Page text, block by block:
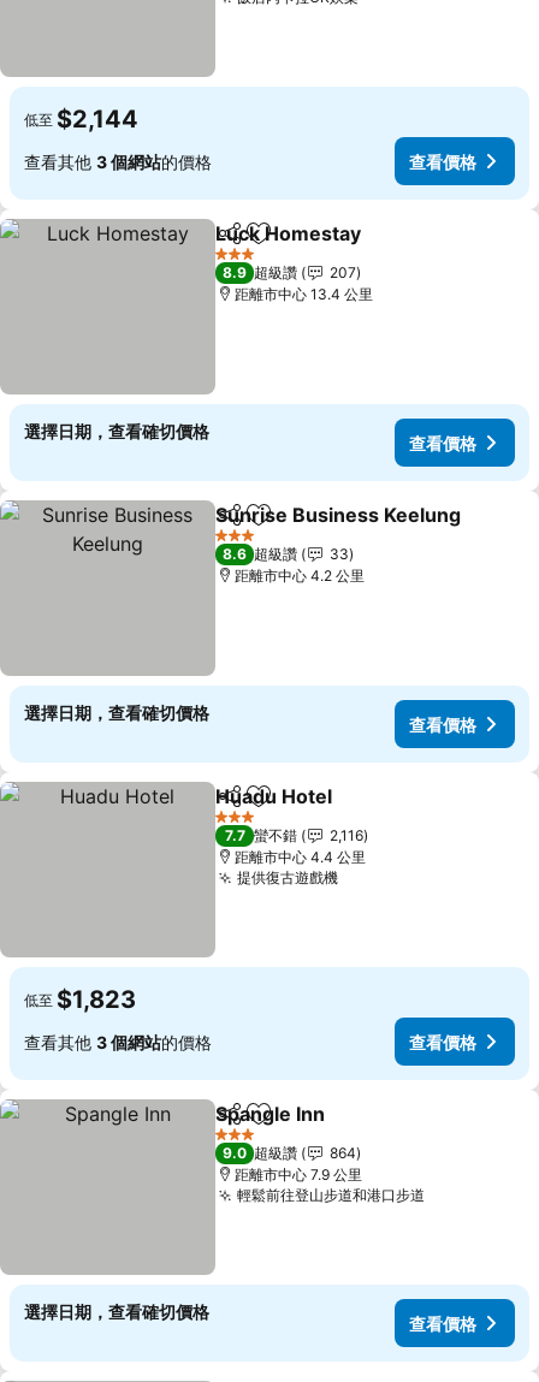
低至 $2,144
查看其他 3 個網站的價格 查看價格
分享 加入我的最愛
Luck Homestay
3 星級
8.9 超級讚
207
距離市中心 13.4 公里
選擇日期，查看確切價格
查看價格
分享 加入我的最愛
Sunrise Business Keelung
3 星級
8.6 超級讚
33
距離市中心 4.2 公里
選擇日期，查看確切價格
查看價格
分享 加入我的最愛
Huadu Hotel
3 星級
7.7 蠻不錯
2,116
距離市中心 4.4 公里
提供復古遊戲機查看價格
低至 $1,823
查看其他 3 個網站的價格 查看價格
分享 加入我的最愛
Spangle Inn
3 星級
9.0 超級讚
864
距離市中心 7.9 公里
輕鬆前往登山步道和港口步道
選擇日期，查看確切價格
查看價格